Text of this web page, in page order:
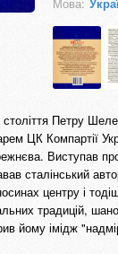
століття Петру
ЦК Компартії
Виступав
сталінський
центру і
традицій,
йому імідж